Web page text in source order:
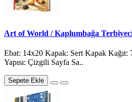
Art of World / Kaplumbağa
Ebat: 14x20 Kapak: Sert Kapak Kağıt:
Yapısı: Çizgili Sayfa Sa..
Sepete Ekle